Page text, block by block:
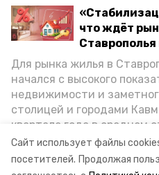
Сайт использует файлы
посетителей. Продолжая
что ждёт
Ставрополья
Для рынка жилья в
начался с высокого
недвижимости и
столицей и городами
квартале года в среднем
городах и округах
первичку и вторичку,
стройки собственного
Вероника
возобновлении
говорить пока рано,
произойдёт, то он
более опытных